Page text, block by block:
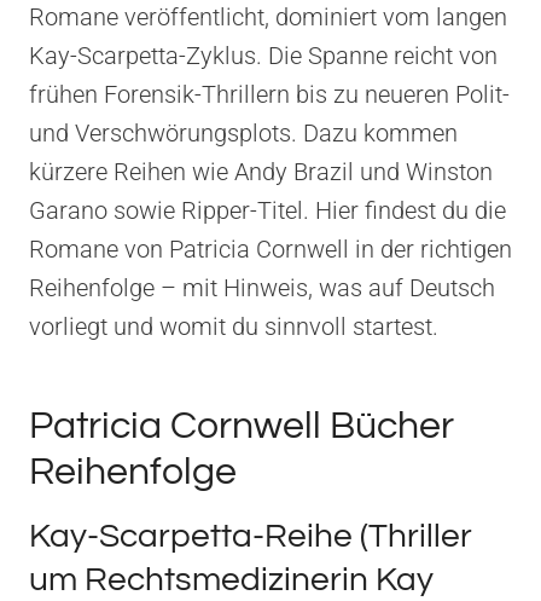
Romane veröffentlicht, dominiert vom langen
Kay-Scarpetta-Zyklus. Die Spanne reicht von
frühen Forensik-Thrillern bis zu neueren Polit-
und Verschwörungsplots. Dazu kommen
kürzere Reihen wie Andy Brazil und Winston
Garano sowie Ripper-Titel. Hier findest du die
Romane von Patricia Cornwell in der richtigen
Reihenfolge – mit Hinweis, was auf Deutsch
vorliegt und womit du sinnvoll startest.
Patricia Cornwell Bücher
Reihenfolge
Kay-Scarpetta-Reihe (Thriller
um Rechtsmedizinerin Kay